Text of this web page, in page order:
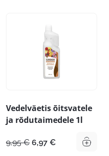
Vedelväetis õitsvatele
ja rõdutaimedele 1l
9,95€ Algne
6,97 € Praegune